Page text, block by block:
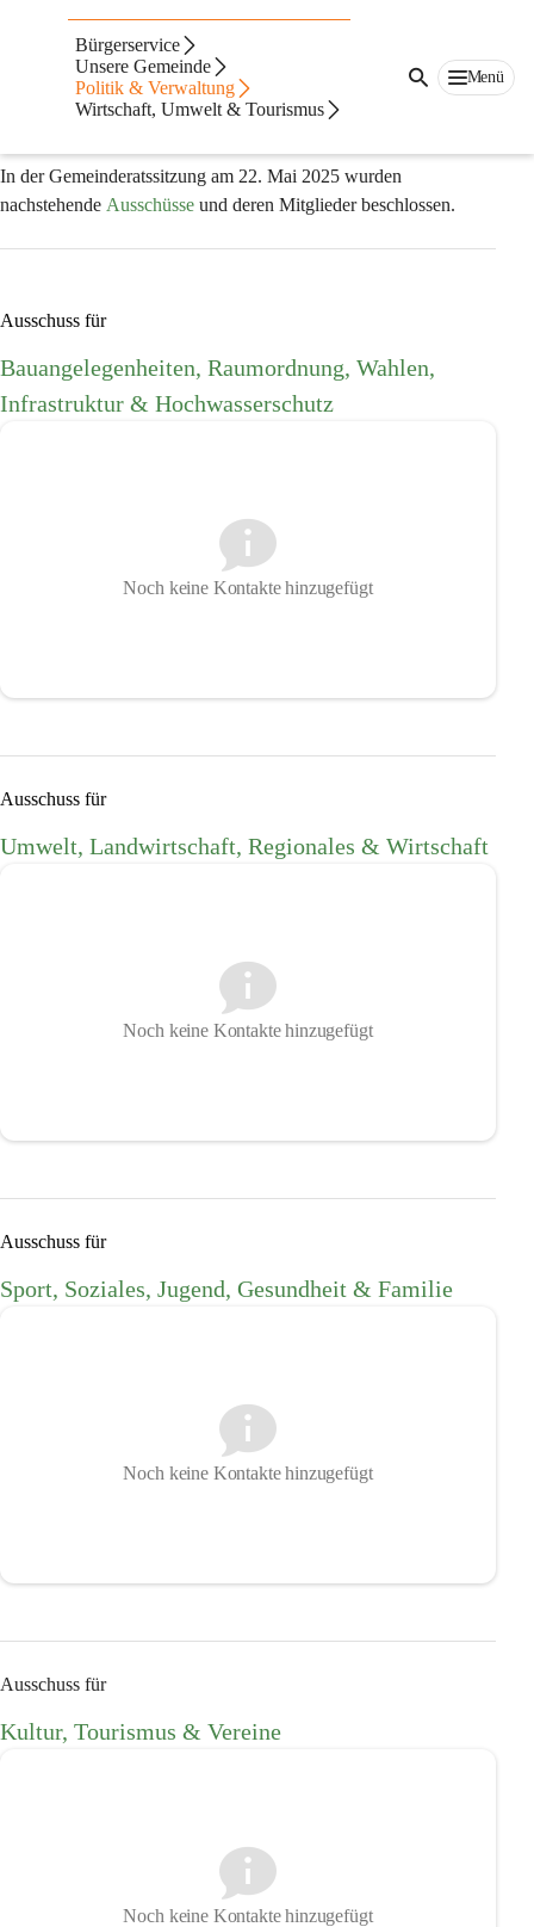
Bürgerservice
Unsere Gemeinde
Politik & Verwaltung
Wirtschaft, Umwelt & Tourismus
Menü
GEMEINDEAUSSCHÜSSE
Gemeindeausschüssen obliegt die
Ausarbeitung und Vorberatung
von zugewiesenen Angelegenheiten, sowie die
In der Gemeinderatssitzung am 22. Mai 2025 wurden
nachstehende Ausschüsse und deren Mitglieder beschlossen.
Ausschuss für
Bauangelegenheiten, Raumordnung, Wahlen,
Infrastruktur & Hochwasserschutz
Noch keine Kontakte hinzugefügt
Ausschuss für
Umwelt, Landwirtschaft, Regionales & Wirtschaft
Noch keine Kontakte hinzugefügt
Ausschuss für
Sport, Soziales, Jugend, Gesundheit & Familie
Noch keine Kontakte hinzugefügt
Ausschuss für
Kultur, Tourismus & Vereine
Noch keine Kontakte hinzugefügt